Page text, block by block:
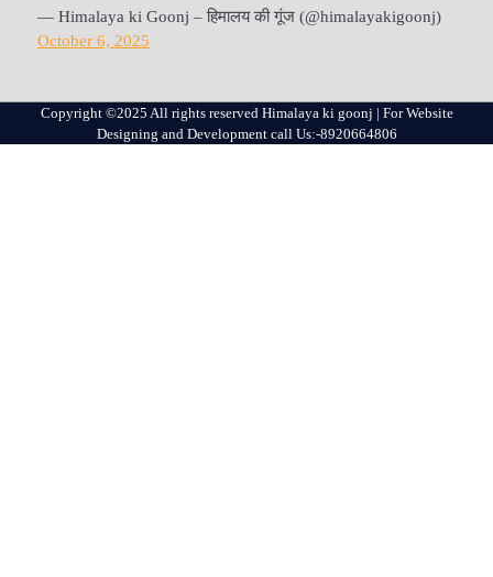
— Himalaya ki Goonj – हिमालय की गूंज (@himalayakigoonj)
October 6, 2025
Copyright ©2025 All rights reserved Himalaya ki goonj | For Website
Designing and Development call Us:-8920664806